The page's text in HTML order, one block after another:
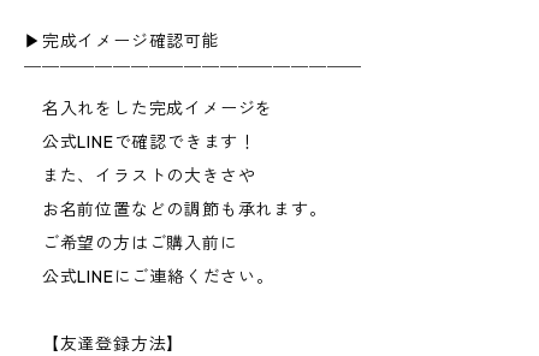
▶︎完成イメージ確認可能
￣￣￣￣￣￣￣￣￣￣￣￣￣￣￣￣￣￣￣
名入れをした完成イメージを
公式LINEで確認できます！
また、イラストの大きさや
お名前位置などの調節も承れます。
ご希望の方はご購入前に
公式LINEにご連絡ください。
【友達登録方法】